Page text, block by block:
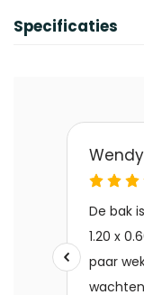
Specificaties